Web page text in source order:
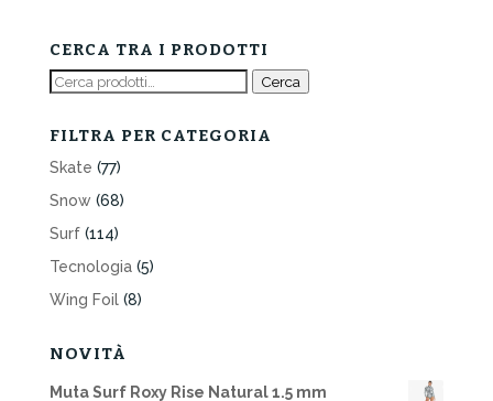
CERCA TRA I PRODOTTI
Cerca: Cerca
FILTRA PER CATEGORIA
Skate (77)
Snow (68)
Surf (114)
Tecnologia (5)
Wing Foil (8)
NOVITÀ
Muta Surf Roxy Rise Natural 1.5 mm